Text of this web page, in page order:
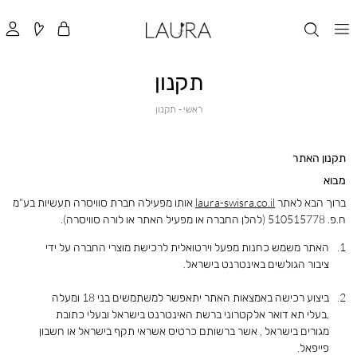
תקנון
ראשי ראשי
תקנון
תקנון האתר
מבוא
ברוך הבא לאתר laura-swisra.co.il אותו מפעילה חברת סוויסרה תעשיות בע"מ
ח.פ. 510515778 (להלן החברה או מפעיל האתר או לורה סוויסרה).
האתר משמש כחנות מפעל וירטואלית לרכישת מוצרי החברה על ידי
ציבור הגולשים באינטרנט בישראל.
ביצוע רכישה באמצאות האתר יתאפשר למשתמשים בני 18 ומעלה
,בעלי תא דואר אלקטרוני ברשת האינטרנט בישראל ובעלי כתובת
מגורים בישראל , אשר ברשותם כרטיס אשראי תקף בישראל או חשבון
פייפאל.